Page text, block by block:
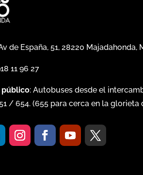
de España, 51, 28220 Majadahonda,
11 96 27
público: Autobuses desde el
/654. (655 para cerca en la glorieta